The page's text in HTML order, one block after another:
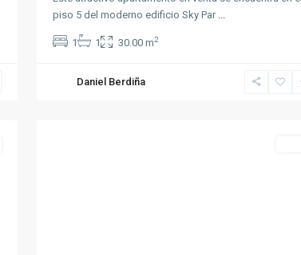
piso 5 del moderno edificio Sky Par
1 1 30.00 m2
Daniel Berdiña